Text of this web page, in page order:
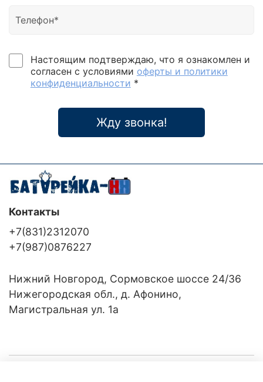
Настоящим подтверждаю, что я ознакомлен и
согласен с условиями оферты и политики
конфиденциальности *
Жду звонка!
Контакты
+7(831)2312070
+7(987)0876227
Нижний Новгород, Сормовское шоссе 24/36
Нижегородская обл., д. Афонино,
Магистральная ул. 1а